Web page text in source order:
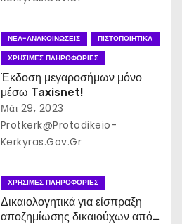
ΝΈΑ-ΑΝΑΚΟΙΝΏΣΕΙΣ
ΠΙΣΤΟΠΟΙΗΤΙΚΆ
ΧΡΉΣΙΜΕΣ ΠΛΗΡΟΦΟΡΊΕΣ
Έκδοση μεγαροσήμων μόνο
μέσω Taxisnet!
Μάι 29, 2023
Protkerk@protodikeio-
Kerkyras.gov.gr
ΧΡΉΣΙΜΕΣ ΠΛΗΡΟΦΟΡΊΕΣ
Δικαιολογητικά για είσπραξη
αποζημίωσης δικαιούχων από